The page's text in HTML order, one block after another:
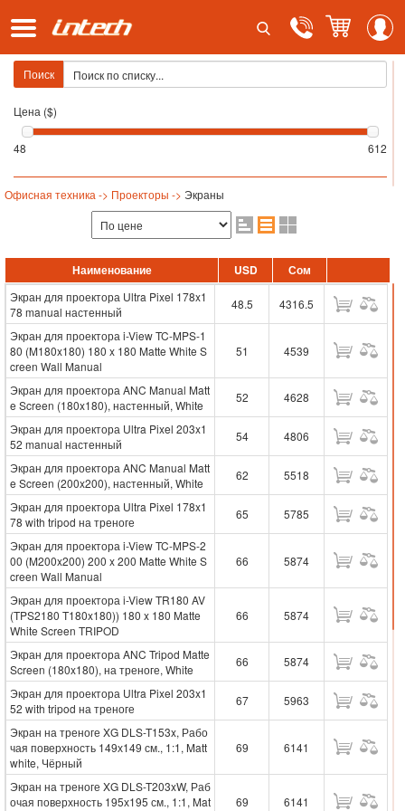
Офисная техника -> Проекторы -> Экраны
Наименование USD Сом
Экран для проектора Ultra Pixel 178x1
78 manual настенный
48.5 4316.5
Экран для проектора i-View TC-MPS-1
80 (M180x180) 180 x 180 Matte White S
creen Wall Manual
51 4539
Экран для проектора ANC Manual Matt
e Screen (180x180), настенный, White
52 4628
Экран для проектора Ultra Pixel 203x1
52 manual настенный
54 4806
Экран для проектора ANC Manual Matt
e Screen (200x200), настенный, White
62 5518
Экран для проектора Ultra Pixel 178x1
78 with tripod на треноге
65 5785
Экран для проектора i-View TC-MPS-2
00 (M200x200) 200 x 200 Matte White S
creen Wall Manual
66 5874
Экран для проектора i-View TR180 AV
(TPS2180 T180x180)) 180 x 180 Matte
White Screen TRIPOD
66 5874
Экран для проектора ANC Tripod Matte
Screen (180x180), на треноге, White
66 5874
Экран для проектора Ultra Pixel 203x1
52 with tripod на треноге
67 5963
Экран на треноге XG DLS-T153x, Рабо
чая поверхность 149х149 см., 1:1, Matt
white, Чёрный
69 6141
Экран на треноге XG DLS-T203xW, Раб
очая поверхность 195х195 см., 1:1, Mat
69 6141
Поиск
Цена ($)
48 612